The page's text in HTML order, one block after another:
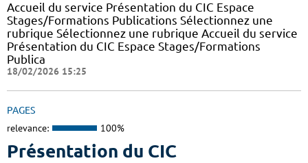
Accueil du service Présentation du CIC Espace
Stages/Formations Publications Sélectionnez une
rubrique Sélectionnez une rubrique Accueil du service
Présentation du CIC Espace Stages/Formations
Publica
18/02/2026 15:25
PAGES
relevance: 100%
Présentation du CIC